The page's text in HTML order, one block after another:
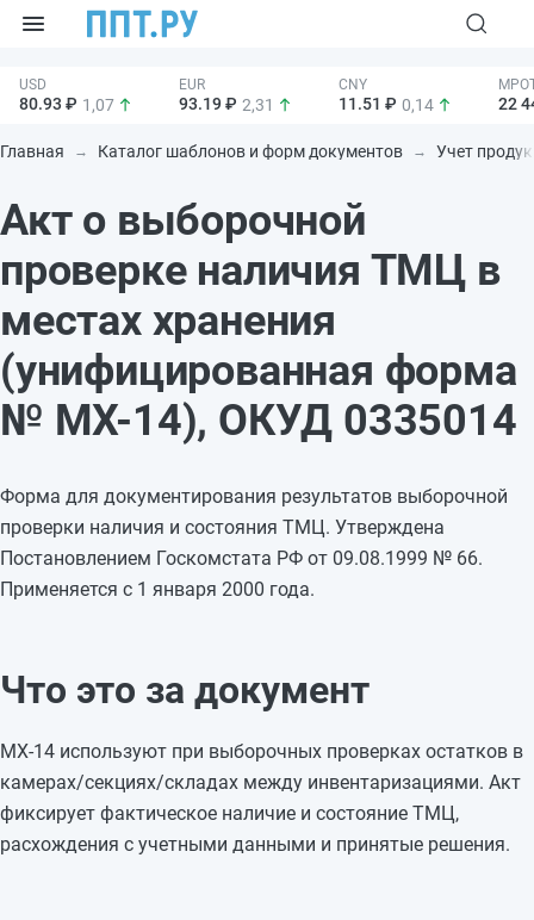
80.93 ₽ 1,07 93.19 ₽ 2,31 11.51 ₽ 0,14 22
Главная Каталог шаблонов и форм документов Учет
Акт о выборочной
проверке наличия ТМЦ в
местах хранения
(унифицированная форма
№ МХ-14), ОКУД 0335014
Форма для документирования результатов выборочной
проверки наличия и состояния ТМЦ. Утверждена
Постановлением Госкомстата РФ от 09.08.1999 № 66.
Применяется с 1 января 2000 года.
Что это за документ
МХ-14 используют при выборочных проверках остатков в
камерах/секциях/складах между инвентаризациями. Акт
фиксирует фактическое наличие и состояние ТМЦ,
расхождения с учетными данными и принятые решения.